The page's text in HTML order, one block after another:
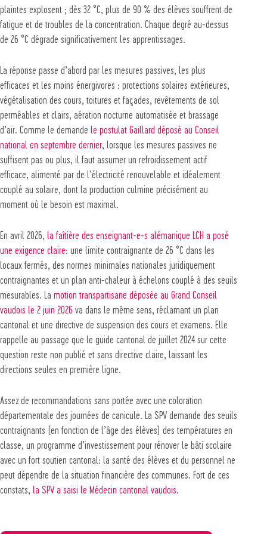
plaintes explosent ; dès 32 °C, plus de 90 % des élèves souffrent de
fatigue et de troubles de la concentration. Chaque degré au-dessus
de 26 °C dégrade significativement les apprentissages.
La réponse passe d’abord par les mesures passives, les plus
efficaces et les moins énergivores : protections solaires extérieures,
végétalisation des cours, toitures et façades, revêtements de sol
perméables et clairs, aération nocturne automatisée et brassage
d’air. Comme le demande le postulat Gaillard déposé au Conseil
national en septembre dernier, lorsque les mesures passives ne
suffisent pas ou plus, il faut assumer un refroidissement actif
efficace, alimenté par de l’électricité renouvelable et idéalement
couplé au solaire, dont la production culmine précisément au
moment où le besoin est maximal.
En avril 2026, la faîtière des enseignant-e-s alémanique LCH a posé
une exigence claire: une limite contraignante de 26 °C dans les
locaux fermés, des normes minimales nationales juridiquement
contraignantes et un plan anti-chaleur à échelons couplé à des seuils
mesurables. La motion transpartisane déposée au Grand Conseil
vaudois le 2 juin 2026 va dans le même sens, réclamant un plan
cantonal et une directive de suspension des cours et examens. Elle
rappelle au passage que le guide cantonal de juillet 2024 sur cette
question reste non publié et sans directive claire, laissant les
directions seules en première ligne.
Assez de recommandations sans portée avec une coloration
départementale des journées de canicule. La SPV demande des seuils
contraignants (en fonction de l’âge des élèves) des températures en
classe, un programme d’investissement pour rénover le bâti scolaire
avec un fort soutien cantonal: la santé des élèves et du personnel ne
peut dépendre de la situation financière des communes. Fort de ces
constats, la SPV a saisi le Médecin cantonal vaudois.